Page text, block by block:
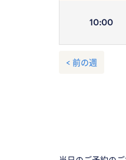
10:00
< 前の週